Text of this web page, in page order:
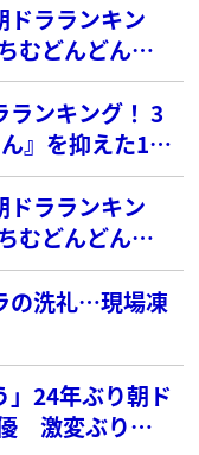
ドラランキン
むどんどん』
年以降】
ランキング！ 3
』を抑えた1位
ドラランキン
むどんどん』
年以降】
の洗礼…現場凍
」24年ぶり朝ド
激変ぶりに